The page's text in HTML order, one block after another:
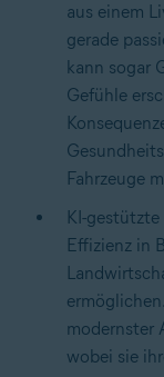
aus einem
gerade
kann sogar
Gefühle
Fahrzeuge
KI-gestützte
Effizienz in
modernster
wobei sie